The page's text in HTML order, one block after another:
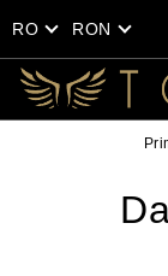
RO RON